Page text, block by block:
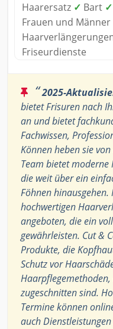
Haarersatz ✓ Bart ✓
Frauen und Männer
Friseurdienste
“2025-
bietet Frisuren nach
an und bietet
Fachwissen,
Können heben sie
Team bietet moderne
die weit über ein
Föhnen
hochwertigen
angeboten, die ein
gewährleisten. Cut &
Produkte, die
Schutz vor
zugeschnitten sind.
Termine können
auch